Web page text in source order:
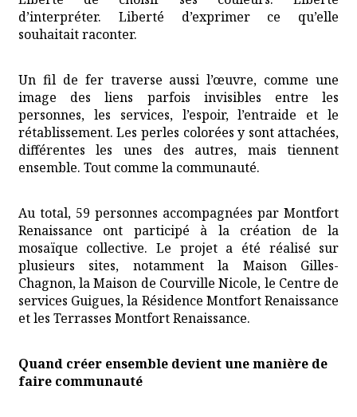
d’interpréter. Liberté d’exprimer ce qu’elle
souhaitait raconter.
Un fil de fer traverse aussi l’œuvre, comme une
image des liens parfois invisibles entre les
personnes, les services, l’espoir, l’entraide et le
rétablissement. Les perles colorées y sont attachées,
différentes les unes des autres, mais tiennent
ensemble. Tout comme la communauté.
Au total, 59 personnes accompagnées par Montfort
Renaissance ont participé à la création de la
mosaïque collective. Le projet a été réalisé sur
plusieurs sites, notamment la Maison Gilles-
Chagnon, la Maison de Courville Nicole, le Centre de
services Guigues, la Résidence Montfort Renaissance
et les Terrasses Montfort Renaissance.
Quand créer ensemble devient une manière de
faire communauté